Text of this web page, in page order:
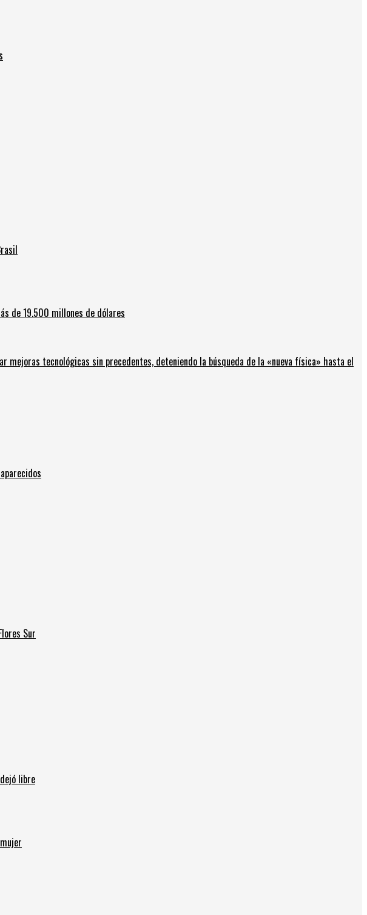
de 19.500 millones de dólares
mejoras tecnológicas sin precedentes, deteniendo la búsqueda de la «nueva física» hasta el
Sur
libre